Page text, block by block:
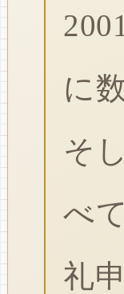
に
そ
べ
礼